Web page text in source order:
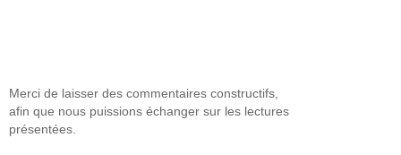
Merci de laisser des commentaires constructifs,
afin que nous puissions échanger sur les lectures
présentées.